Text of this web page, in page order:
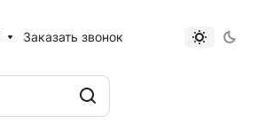
Заказать звонок